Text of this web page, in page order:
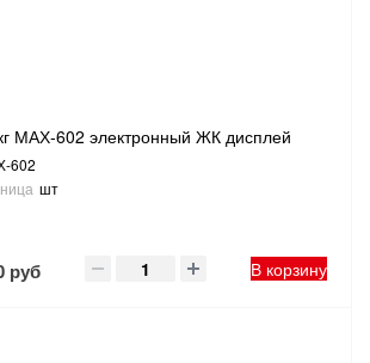
ТОВАРЫ, СВЕТОТЕХНИКА
МАХ-602 электронный ЖК дисплей
602
шт
руб В корзину